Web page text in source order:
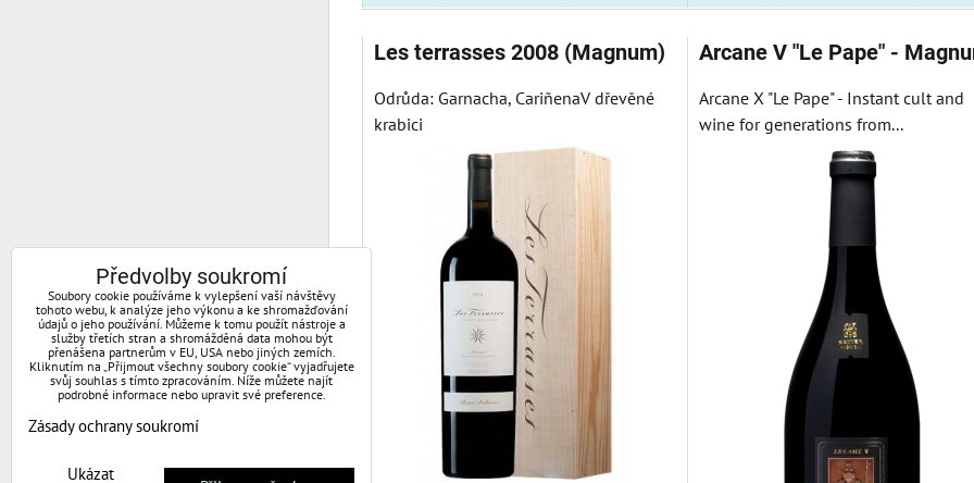
Les terrasses 2008 (Magnum)
Odrůda: Garnacha, CariñenaV dřevěné
krabici
Arcane V "Le Pape" -
Arcane X "Le Pape" - Instant cult and
wine for generations from...
Předvolby soukromí
Soubory cookie používáme k vylepšení vaší návštěvy
tohoto webu, k analýze jeho výkonu a ke shromažďování
údajů o jeho používání. Můžeme k tomu použít nástroje a
služby třetích stran a shromážděná data mohou být
přenášena partnerům v EU, USA nebo jiných zemích.
Kliknutím na „Přijmout všechny soubory cookie“ vyjadřujete
svůj souhlas s tímto zpracováním. Níže můžete najít
podrobné informace nebo upravit své preference.
Zásady ochrany soukromí
Ukázat